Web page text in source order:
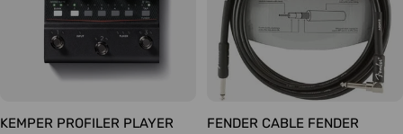
KEMPER PROFILER PLAYER
FENDER CABLE FENDER